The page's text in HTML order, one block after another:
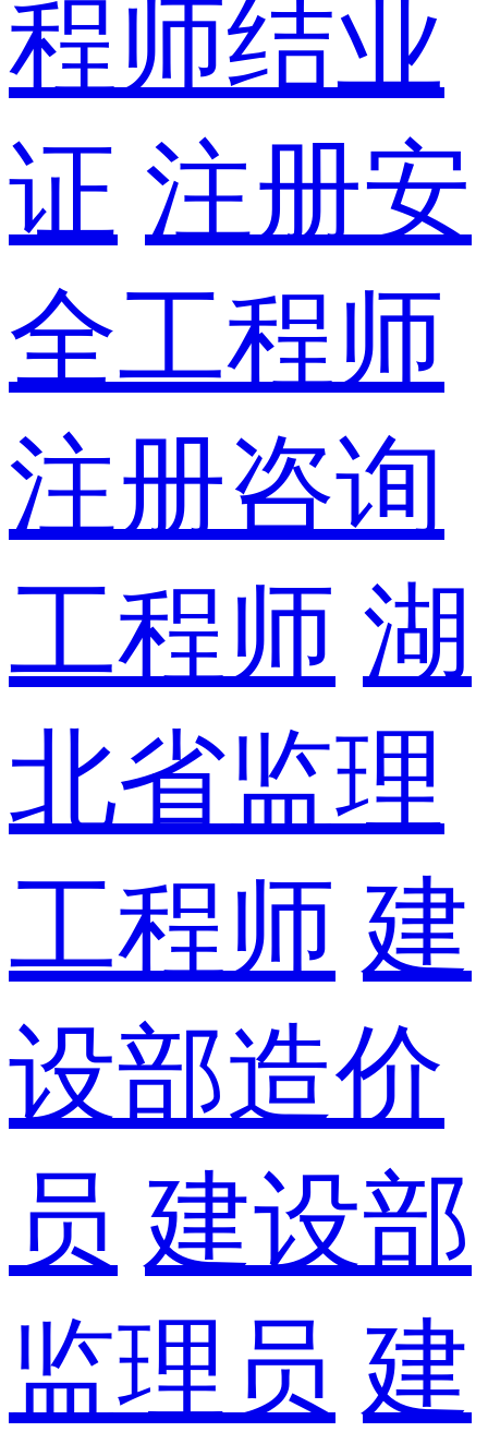
程师结业
证 注册安
全工程师
注册咨询
工程师 湖
北省监理
工程师 建
设部造价
员 建设部
监理员 建